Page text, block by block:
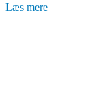
Læs mere